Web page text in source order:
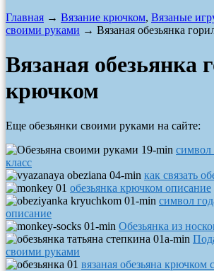
Главная → Вязание крючком, Вязаные
своими руками → Вязаная обезьянка
Вязаная обезьянка
крючком
Еще обезьянки своими руками на сайте:
символ
класс
как связать
обезьянка крючком описание
символ
описание
Обезьянка из
своими руками
вязаная обезьяна крючком